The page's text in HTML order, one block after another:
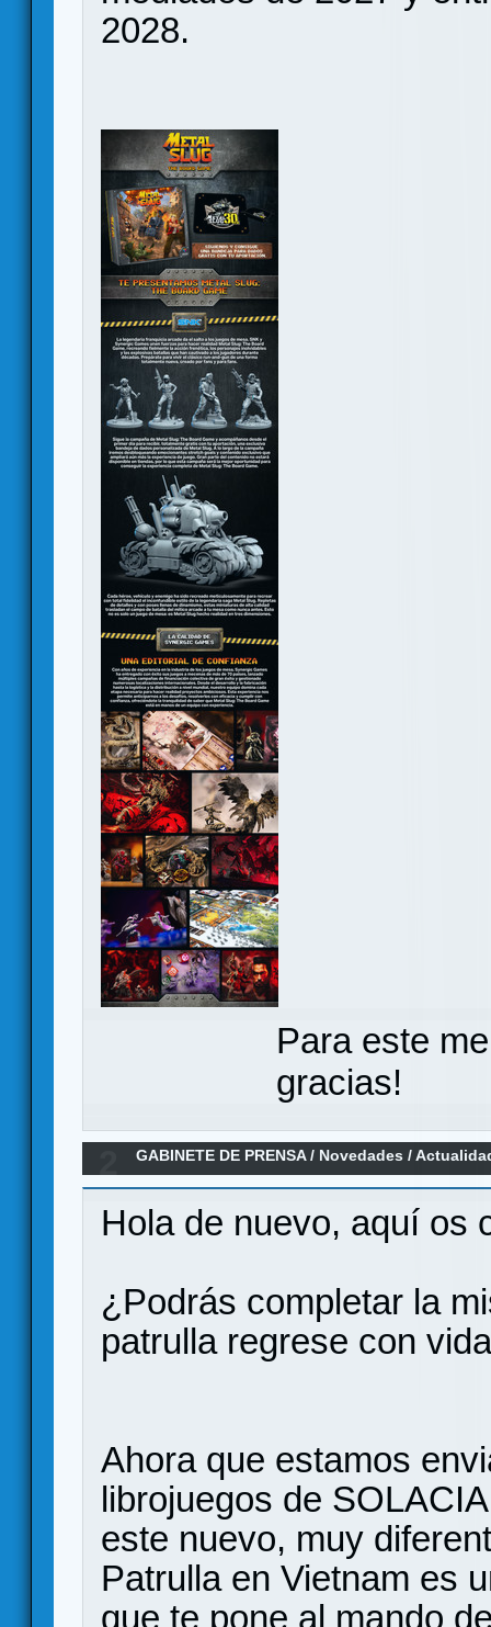
2028.
Para este
gracias!
GABINETE DE PRENSA/ Novedades /
Vietnam, pronto en Verkami
Hola de nuevo, aquí os
¿Podrás completar la
patrulla regrese con
Ahora que estamos
librojuegos de
este nuevo, muy
Patrulla en Vietnam es
que te pone al mando